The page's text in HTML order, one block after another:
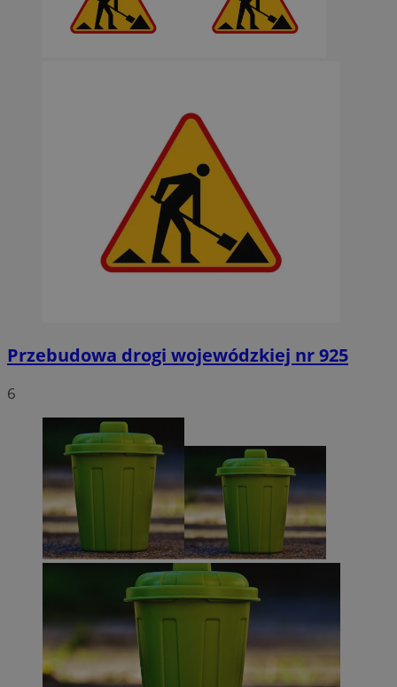
Przebudowa drogi wojewódzkiej nr 925
6